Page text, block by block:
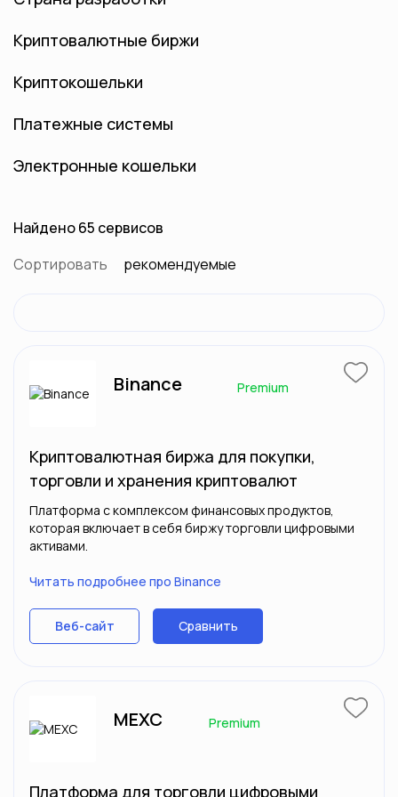
Найдено 65 сервисов
Сортировать
рекомендуемые
Binance Premium
Криптовалютная биржа для покупки,
торговли и хранения криптовалют
Платформа с комплексом финансовых продуктов,
которая включает в себя биржу торговли цифровыми
активами.
Читать подробнее про Binance
Веб-сайт Сравнить
MEXC Premium
Платформа для торговли цифровыми
Криптовалютные биржи
Криптокошельки
Платежные системы
Электронные кошельки